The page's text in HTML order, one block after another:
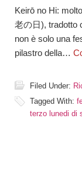
Keirō no Hi:
老の日), tradotto
non è solo una
pilastro della…
Filed Under:
Tagged With:
terzo lunedi di